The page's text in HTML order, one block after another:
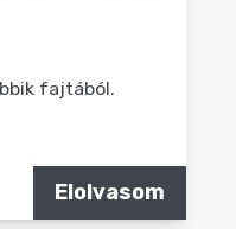
fajtából.
Elolvasom